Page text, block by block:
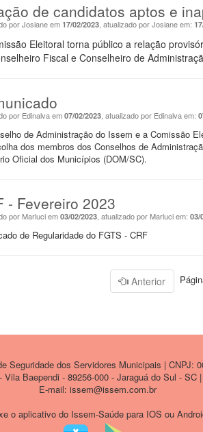
de candidatos aptos e
por Josiane em17/02/2023 , atualizado por Josiane em:
Eleitoral torna público a relação
Fiscal e Conselheiro de
por Edinalva em 07/02/2023 , atualizado por Edinalva em:
de Administração do Issem e a Comissão
dos membros dos Conselhos de
Oficial dos Municípios (DOM/SC).
- Fevereiro 2023
por Marluci em03/02/2023 , atualizado por Marluci em: 03/
de Regularidade do FGTS - CRF
Anterior
Seguridade dos Servidores Municipais | CNPJ:
Baependi - 89256-000 - Jaraguá do Sul - SC
E-mail: issem@issem.com.br
o aplicativo do Issem-Saúde para IOS ou